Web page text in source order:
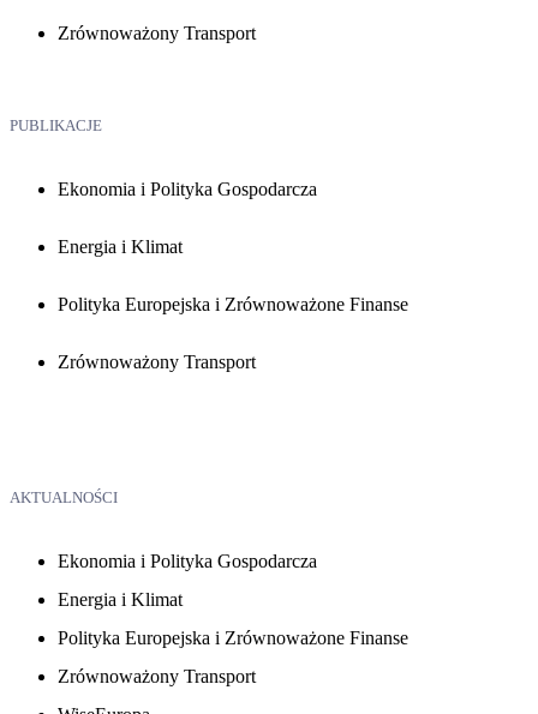
Zrównoważony Transport
PUBLIKACJE
Ekonomia i Polityka Gospodarcza
Energia i Klimat
Polityka Europejska i Zrównoważone Finanse
Zrównoważony Transport
AKTUALNOŚCI
Ekonomia i Polityka Gospodarcza
Energia i Klimat
Polityka Europejska i Zrównoważone Finanse
Zrównoważony Transport